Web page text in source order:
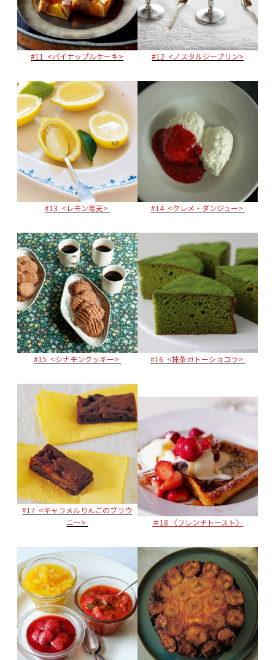
#11 <パイナップルケーキ> #12 <ノスタルジープリン>
#13 <レモン寒天> #14 <クレメ・ダンジュー>
#15 <シナモンクッキー> #16 <抹茶ガトーショコラ>
#17 <キャラメルりんごのブラウ
ニー>
＃18 〈フレンチトースト〉